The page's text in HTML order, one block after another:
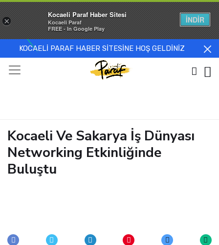
KOCAELİ PARAF HABER SİTESİNE HOŞ GELDİNİZ
Kocaeli Ve Sakarya İş Dünyası
Networking Etkinliğinde
Buluştu
×
Kocaeli Paraf Haber Sitesi
Kocaeli Paraf
FREE - In Google Play
İNDİR